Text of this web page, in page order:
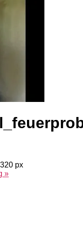
320 px
»